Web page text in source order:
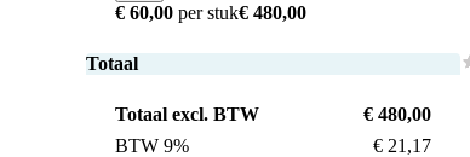
€ 60,00per stuk€ 480,00
Totaal
Totaal excl. BTW
€ 480,00
BTW 9%
€ 21,17